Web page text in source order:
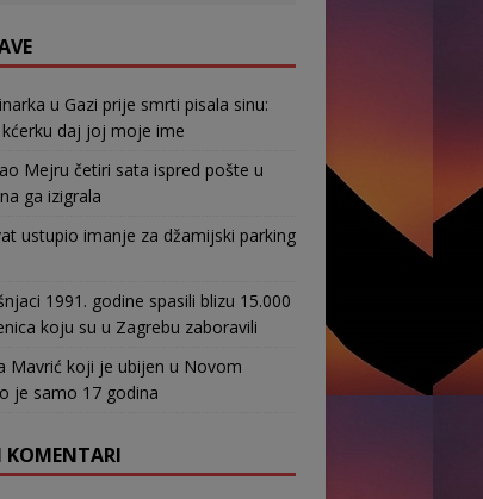
u Gazi prije smrti pisala sinu:
daj joj moje ime
Mejru četiri sata ispred pošte u
ga izigrala
ustupio imanje za džamijski parking
1991. godine spasili blizu 15.000
koju su u Zagrebu zaboravili
Mavrić koji je ubijen u Novom
je samo 17 godina
KOMENTARI